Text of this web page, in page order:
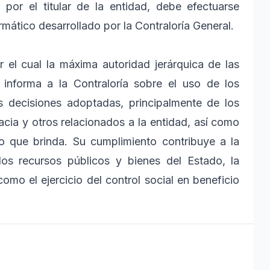
el titular de la entidad, debe efectuarse
desarrollado por la Contraloría General.
cual la máxima autoridad jerárquica de las
informa a la Contraloría sobre el uso de los
adoptadas, principalmente de los
y otros relacionados a la entidad, así como
brinda. Su cumplimiento contribuye a la
recursos públicos y bienes del Estado, la
el ejercicio del control social en beneficio